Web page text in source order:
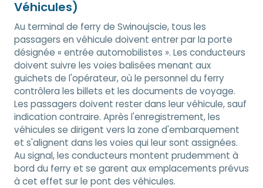
Véhicules)
Au terminal de ferry de Swinoujscie, tous les
passagers en véhicule doivent entrer par la porte
désignée « entrée automobilistes ». Les conducteurs
doivent suivre les voies balisées menant aux
guichets de l'opérateur, où le personnel du ferry
contrôlera les billets et les documents de voyage.
Les passagers doivent rester dans leur véhicule, sauf
indication contraire. Après l'enregistrement, les
véhicules se dirigent vers la zone d'embarquement
et s'alignent dans les voies qui leur sont assignées.
Au signal, les conducteurs montent prudemment à
bord du ferry et se garent aux emplacements prévus
à cet effet sur le pont des véhicules.